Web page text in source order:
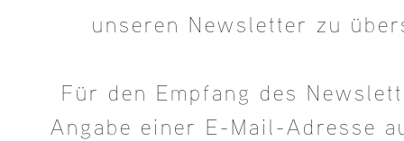
unseren Newsletter zu
Für den Empfang des
Angabe einer E-Mail-Adresse